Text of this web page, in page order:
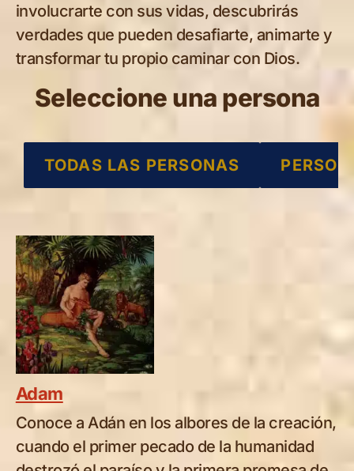
involucrarte con sus vidas, descubrirás
verdades que pueden desafiarte, animarte y
transformar tu propio caminar con Dios.
Seleccione una persona
TODAS LAS PERSONAS
Adam
Conoce a Adán en los albores de la creación,
cuando el primer pecado de la humanidad